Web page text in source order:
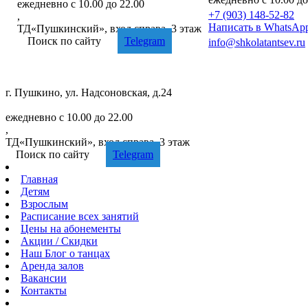
ежедневно с 10.00 до 22.00
,
ТД«Пушкинский», вход справа, 3 этаж
Поиск по сайту
Telegram
+7 (903) 148-52-82
Написать в
info@shkolatantsev.ru
г. Пушкино, ул. Надсоновская, д.24
ежедневно с 10.00 до 22.00
,
ТД«Пушкинский», вход справа, 3 этаж
Поиск по сайту
Telegram
Главная
Детям
Взрослым
Расписание всех занятий
Цены на абонементы
Акции / Скидки
Наш Блог о танцах
Аренда залов
Вакансии
Контакты